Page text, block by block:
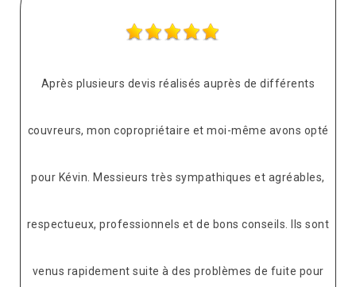
Après plusieurs devis réalisés auprès de différents
couvreurs, mon copropriétaire et moi-même avons opté
pour Kévin. Messieurs très sympathiques et agréables,
respectueux, professionnels et de bons conseils. Ils sont
venus rapidement suite à des problèmes de fuite pour